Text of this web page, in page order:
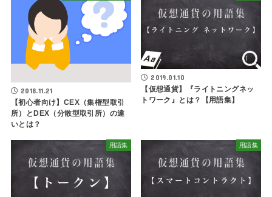
2018.11.21
【初心者向け】CEX（集権型取引
所）とDEX（分散型取引所）の違
いとは？
2019.01.10
【仮想通貨】『ライトニングネッ
トワーク』とは？【用語集】
用語集 用語集